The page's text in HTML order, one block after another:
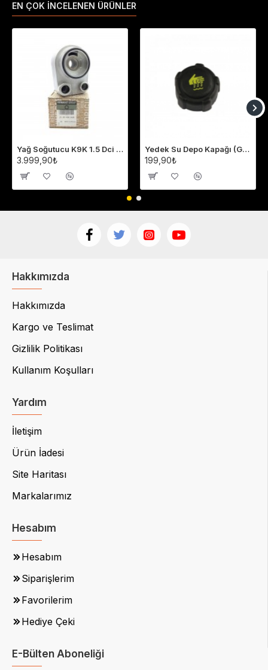
EN ÇOK İNCELENEN ÜRÜNLER
Yağ Soğutucu K9K 1.5 Dci Megane 2-3 Fluence Clio 4 Laguna 3 213059324R
3.999,90₺
Yedek Su Depo Kapağı (Genleşme Kavanozu Kapağı) 8200048024
199,90₺
Hakkımızda
Hakkımızda
Kargo ve Teslimat
Gizlilik Politikası
Kullanım Koşulları
Yardım
İletişim
Ürün İadesi
Site Haritası
Markalarımız
Hesabım
Hesabım
Siparişlerim
Favorilerim
Hediye Çeki
E-Bülten Aboneliği